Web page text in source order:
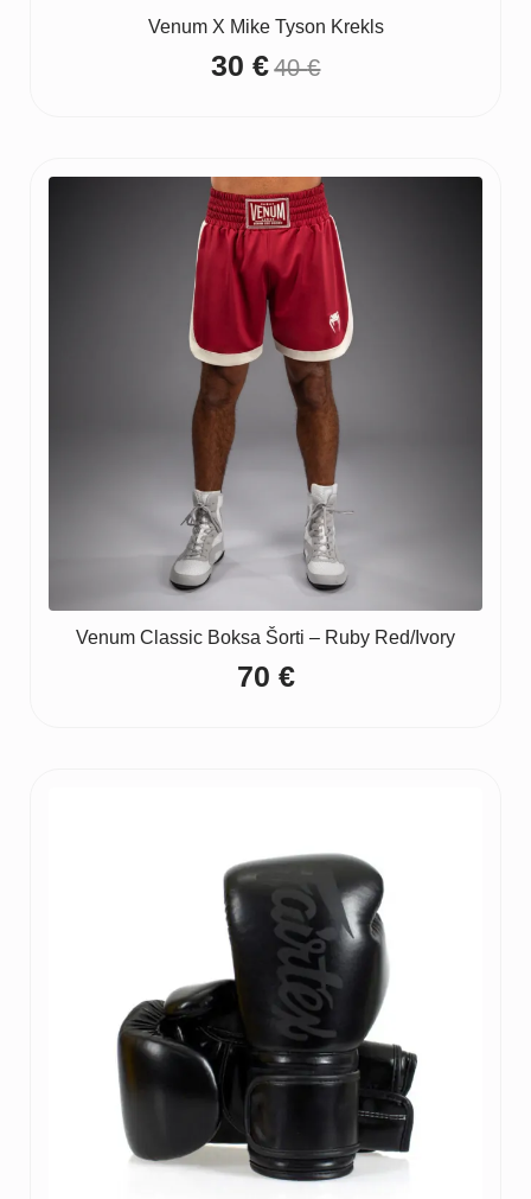
Venum X Mike Tyson Krekls
40€
Original
40 €.
30 €Current
30 €.
Venum Classic Boksa Šorti – Ruby Red/Ivory
70 €